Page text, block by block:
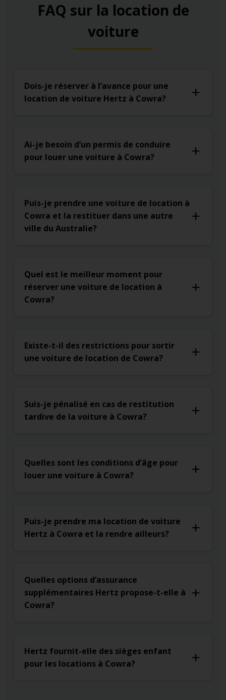
FAQ sur la location de
voiture
Dois-je réserver à l’avance pour une
location de voiture Hertz à Cowra?
Ai-je besoin d’un permis de conduire
pour louer une voiture à Cowra?
Puis-je prendre une voiture de location à
Cowra et la restituer dans une autre
ville du Australie?
Quel est le meilleur moment pour
réserver une voiture de location à
Cowra?
Existe-t-il des restrictions pour sortir
une voiture de location de Cowra?
Suis-je pénalisé en cas de restitution
tardive de la voiture à Cowra?
Quelles sont les conditions d’âge pour
louer une voiture à Cowra?
Puis-je prendre ma location de voiture
Hertz à Cowra et la rendre ailleurs?
Quelles options d’assurance
supplémentaires Hertz propose-t-elle à
Cowra?
Hertz fournit-elle des sièges enfant
pour les locations à Cowra?